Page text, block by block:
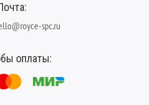
spc.ru
оплаты: